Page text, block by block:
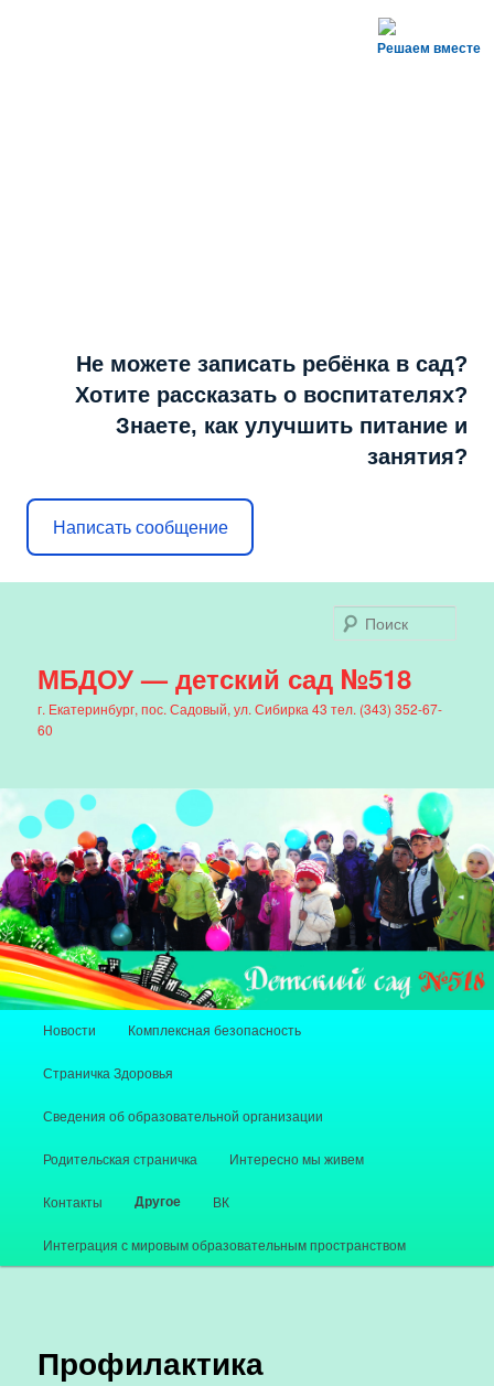
Решаем вместе
Не можете записать ребёнка в сад?
Хотите рассказать о воспитателях?
Знаете, как улучшить питание и
занятия?
Написать сообщение
МБДОУ — детский сад №518
г. Екатеринбург, пос. Садовый, ул. Сибирка 43 тел. (343) 352-67-
60
Перейти к основному содержимому
Перейти к дополнительному содержимому
Новости Комплексная безопасность
Страничка Здоровья
Сведения об образовательной организации
Родительская страничка Интересно мы живем
Контакты Другое ВК
Интеграция с мировым образовательным пространством
Профилактика